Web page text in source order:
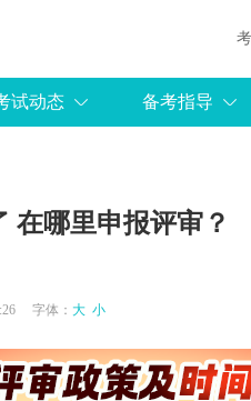
试动态 备考指导
在哪里申报评审？
字体： 大 小